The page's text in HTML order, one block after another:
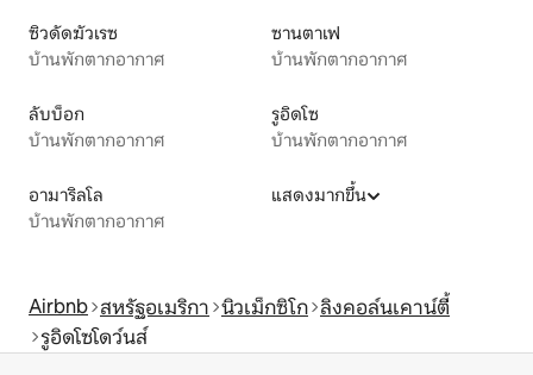
ซิวดัดฆัวเรซ
บ้านพักตากอากาศ
ซานตาเฟ
บ้านพักตากอากาศ
ลับบ็อก
บ้านพักตากอากาศ
รูอิดโซ
บ้านพักตากอากาศ
อามาริลโล
บ้านพักตากอากาศ
แสดงมากขึ้น
Airbnb สหรัฐอเมริกา นิวเม็กซิโก ลิงคอล์นเคาน์ตี้
รูอิดโซโดว์นส์